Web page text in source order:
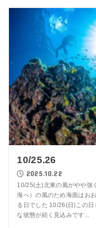
10/25.26
2025.10.22
10/25(土)北東の風がやや強
海へ）の風のため海面はお
る日でした 10/26(日)この
な状態が続く見込みです...